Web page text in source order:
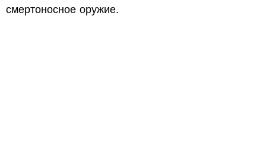
смертоносное оружие.